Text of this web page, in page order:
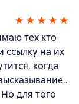
тех кто
ссылку на их
когда
для того